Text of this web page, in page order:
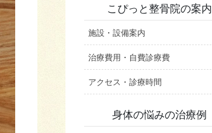
こぴっと整骨院の案内
施設・設備案内
治療費用・自費診療費
アクセス・診療時間
身体の悩みの治療例